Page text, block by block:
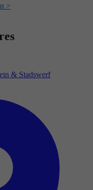
>
& Stadswerf